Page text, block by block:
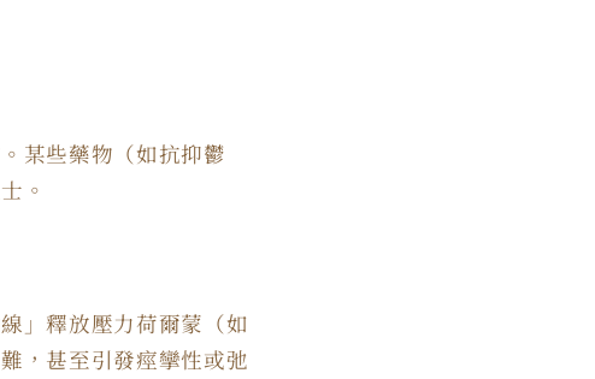
某些藥物（如抗抑鬱
。
」釋放壓力荷爾蒙（如
，甚至引發痙攣性或弛